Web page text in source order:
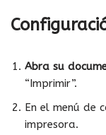
Abra su
“Imprimir”.
En el menú de
impresora.